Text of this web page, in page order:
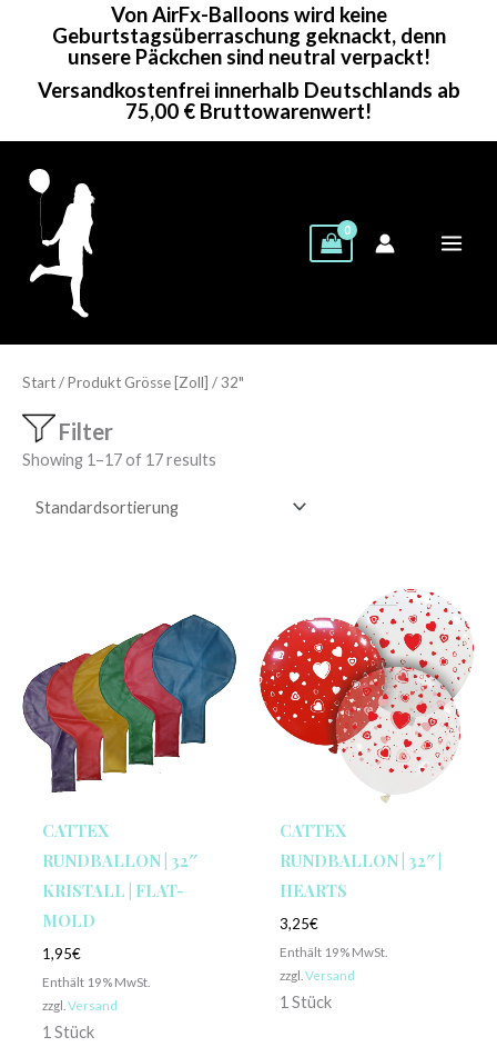
Von AirFx-Balloons wird keine
Geburtstagsüberraschung geknackt, denn
unsere Päckchen sind neutral verpackt!
Versandkostenfrei innerhalb Deutschlands ab
75,00 € Bruttowarenwert!
Start/ Produkt Grösse [Zoll] / 32"
Filter
Showing 1–17 of 17 results
CATTEX
RUNDBALLON | 32″
KRISTALL | FLAT-
MOLD
1,95€
Enthält 19% MwSt.
zzgl. Versand
1 Stück
CATTEX
RUNDBALLON | 32″ |
HEARTS
3,25€
Enthält 19% MwSt.
zzgl. Versand
1 Stück